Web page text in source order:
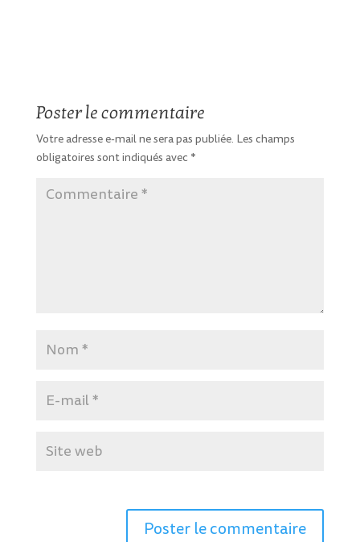
Poster le commentaire
Votre adresse e-mail ne sera pas publiée. Les champs
obligatoires sont indiqués avec *